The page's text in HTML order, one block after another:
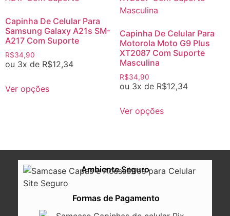
Capinha De Celular Para
Samsung Galaxy A21s SM-
A217 Com Suporte
R$34,90
ou 3x de R$12,34
Ver opções
Capinha De Celular Para
Motorola Moto G9 Plus
XT2087 Com Suporte
Masculina
R$34,90
ou 3x de R$12,34
Ver opções
Ambiente Seguro
Formas de Pagamento